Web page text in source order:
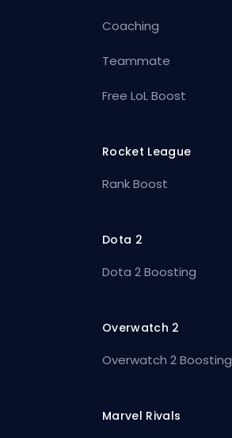
Coaching
Teammate
Free LoL Boost
Rocket League
Rank Boost
Dota 2
Dota 2 Boosting
Overwatch 2
Overwatch 2 Boosting
Marvel Rivals